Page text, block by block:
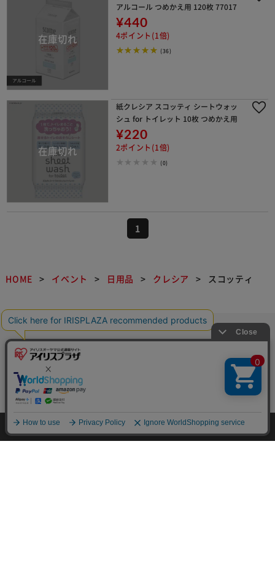
アルコール つめかえ用 120枚 77017
¥440
4ポイント(1倍)
(36)
紙クレシア スコッティ シートウォッ
シュ for トイレット 10枚 つめかえ用
¥220
2ポイント(1倍)
(0)
1
HOME イベント 日用品 クレシア スコッティ
HOME 探す ログイン お気に入り お知らせ